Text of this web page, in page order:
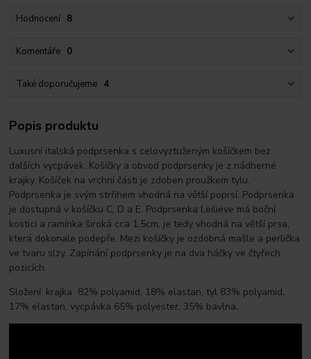
Hodnocení 8
Komentáře 0
Také doporučujeme 4
Popis produktu
Luxusní italská podprsenka s celovyztuženým košíčkem bez
dalších vycpávek. Košíčky a obvod podprsenky je z nádherné
krajky. Košíček na vrchní části je zdoben proužkem tylu.
Podprsenka je svým strřihem vhodná na větší poprsí. Podprsenka
je dostupná v košíčku C, D a E. Podprsenka Leilieve má boční
kostici a ramínka široká cca 1,5cm, je tedy vhodná na větší prsa,
která dokonale podepře. Mezi košíčky je ozdobná mašle a perlička
ve tvaru slzy. Zapínání podprsenky je na dva háčky ve čtyřech
pozicích.
Složení: krajka 82% polyamid, 18% elastan, tyl 83% polyamid,
17% elastan, vycpávka 65% polyester, 35% bavlna.